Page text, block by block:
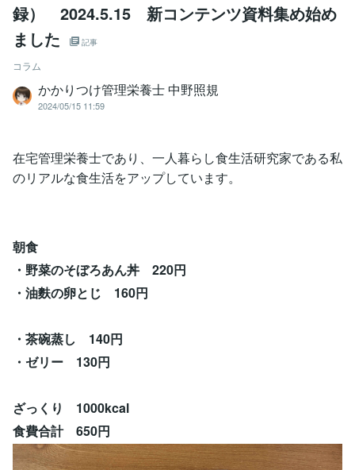
録） 2024.5.15 新コンテンツ資料集め始め
ました
記事
コラム
かかりつけ管理栄養士 中野照規
2024/05/15 11:59
在宅管理栄養士であり、一人暮らし食生活研究家である私
のリアルな食生活をアップしています。
朝食
・野菜のそぼろあん丼 220円
・油麩の卵とじ 160円
・茶碗蒸し 140円
・ゼリー 130円
ざっくり 1000kcal
食費合計 650円